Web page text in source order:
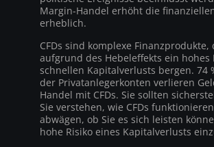
Margin-Handel erhöht die
erheblich.
CFDs sind komplexe Finanzprodukte,
aufgrund des Hebeleffekts ein hohes
schnellen Kapitalverlusts bergen. 74
der Privatanlegerkonten verlieren
Handel mit CFDs. Sie sollten
Sie verstehen, wie CFDs
abwägen, ob Sie es sich leisten
hohe Risiko eines Kapitalverlusts